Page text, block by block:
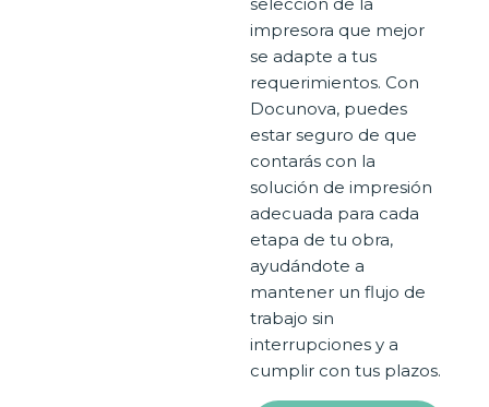
impresora que mejor
se adapte a tus
requerimientos. Con
Docunova, puedes
estar seguro de que
contarás con la
solución de impresión
adecuada para cada
etapa de tu obra,
ayudándote a
mantener un flujo de
trabajo sin
interrupciones y a
cumplir con tus plazos.